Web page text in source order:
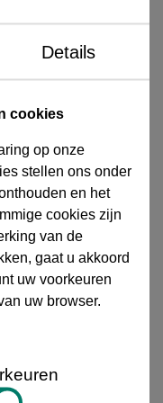
Details
cookies
op onze
stellen ons onder
en het
cookies zijn
van de
gaat u akkoord
uw voorkeuren
uw browser.